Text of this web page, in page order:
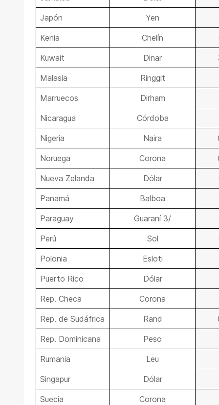
Japón Yen
Kenia Chelín
Kuwait Dinar
Malasia Ringgit
Marruecos Dirham
Nicaragua Córdoba
Nigeria Naira
Noruega Corona
Nueva Zelanda Dólar
Panamá Balboa
Paraguay Guaraní 3/
Perú Sol
Polonia Esloti
Puerto Rico Dólar
Rep. Checa Corona
Rep. de Sudáfrica Rand
Rep. Dominicana Peso
Rumania Leu
Singapur Dólar
Suecia Corona